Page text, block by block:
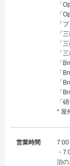
「
「
「
「
「
「
「
「
「
「
「
* 屋
営業時間
・
泊の